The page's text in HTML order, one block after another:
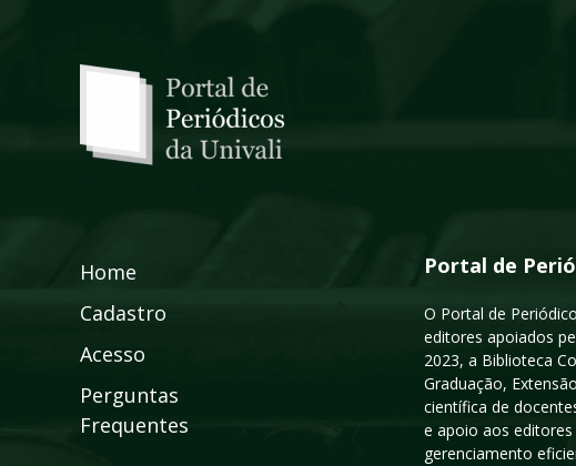
Home
Cadastro
Acesso
Perguntas
Frequentes
Portal de
O Portal de
editores apoiados
2023, a Biblioteca
Graduação,
científica de
e apoio aos editores
gerenciamento